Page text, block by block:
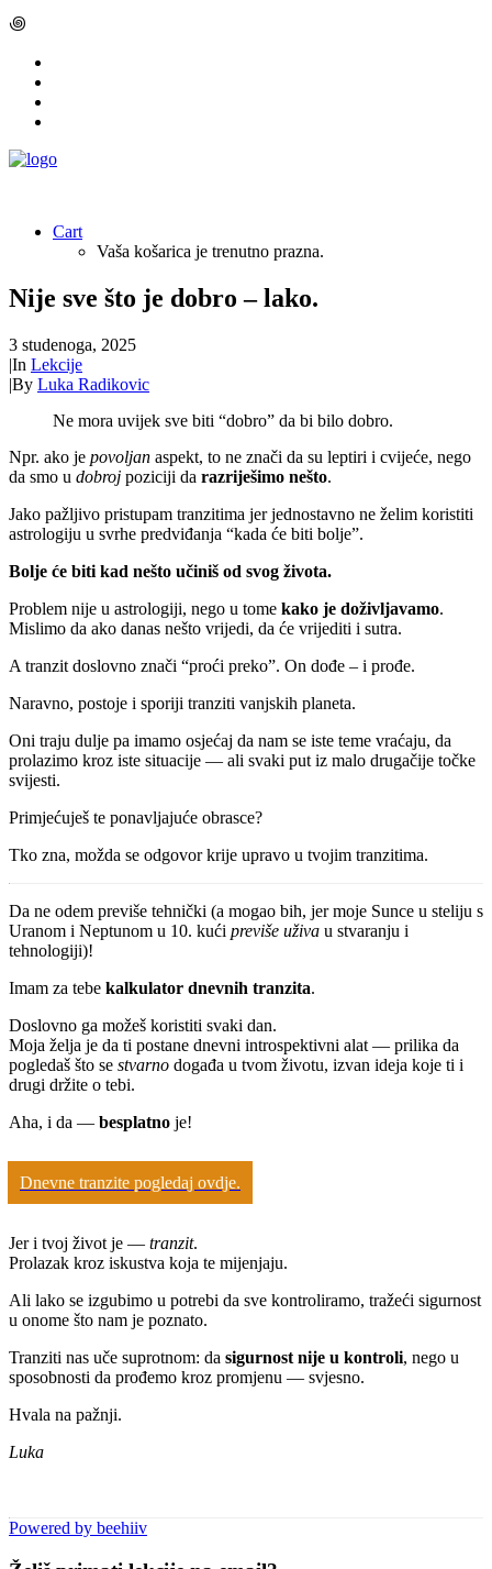
꩜
Cart
Vaša košarica je trenutno prazna.
Nije sve što je dobro – lako.
3 studenoga, 2025
|In Lekcije
|By Luka Radikovic
Ne mora uvijek sve biti “dobro” da bi bilo dobro.
Npr. ako je povoljan aspekt, to ne znači da su leptiri i cvijeće, nego
da smo u dobroj poziciji da razriješimo nešto.
Jako pažljivo pristupam tranzitima jer jednostavno ne želim koristiti
astrologiju u svrhe predviđanja “kada će biti bolje”.
Bolje će biti kad nešto učiniš od svog života.
Problem nije u astrologiji, nego u tome kako je doživljavamo.
Mislimo da ako danas nešto vrijedi, da će vrijediti i sutra.
A tranzit doslovno znači “proći preko”. On dođe – i prođe.
Naravno, postoje i sporiji tranziti vanjskih planeta.
Oni traju dulje pa imamo osjećaj da nam se iste teme vraćaju, da
prolazimo kroz iste situacije — ali svaki put iz malo drugačije točke
svijesti.
Primjećuješ te ponavljajuće obrasce?
Tko zna, možda se odgovor krije upravo u tvojim tranzitima.
Da ne odem previše tehnički (a mogao bih, jer moje Sunce u steliju s
Uranom i Neptunom u 10. kući previše uživa u stvaranju i
tehnologiji)!
Imam za tebe kalkulator dnevnih tranzita.
Doslovno ga možeš koristiti svaki dan.
Moja želja je da ti postane dnevni introspektivni alat — prilika da
pogledaš što se stvarno događa u tvom životu, izvan ideja koje ti i
drugi držite o tebi.
Aha, i da — besplatno je!
Dnevne tranzite pogledaj ovdje.
Jer i tvoj život je — tranzit.
Prolazak kroz iskustva koja te mijenjaju.
Ali lako se izgubimo u potrebi da sve kontroliramo, tražeći sigurnost
u onome što nam je poznato.
Tranziti nas uče suprotnom: da sigurnost nije u kontroli, nego u
sposobnosti da prođemo kroz promjenu — svjesno.
Hvala na pažnji.
Luka
Powered by beehiiv